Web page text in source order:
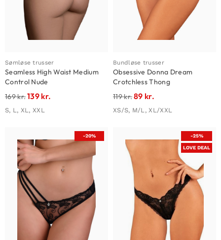
Sømløse trusser
Seamless High Waist Medium
Control Nude
169kr.139 kr.
S, L, XL, XXL
Bundløse trusser
Obsessive Donna Dream
Crotchless Thong
119kr.89 kr.
XS/S, M/L, XL/XXL
-20% -25%
LOVE DEAL